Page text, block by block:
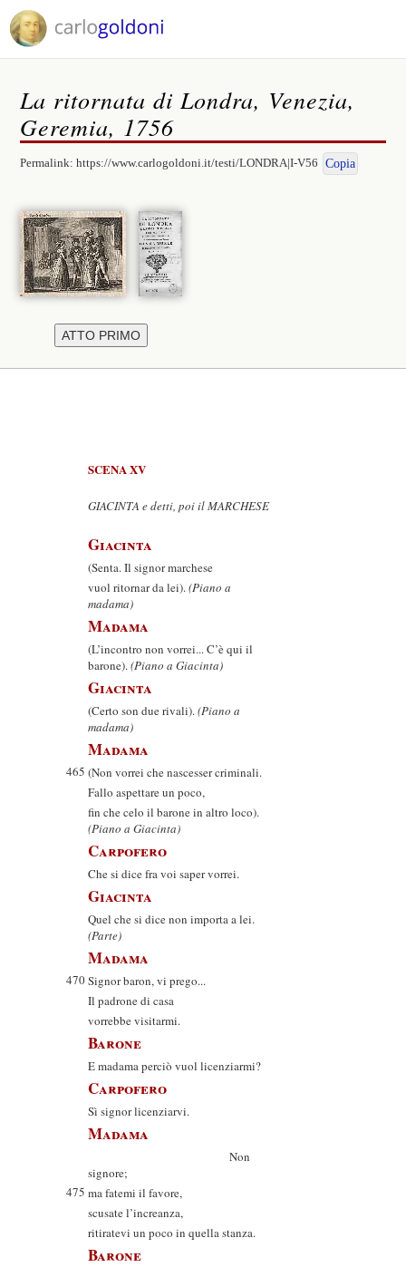
La ritornata di Londra, Venezia,
Geremia, 1756
Permalink:https://www.carlogoldoni.it/testi/LONDRA|I-V56 Copia
SCENA XV
GIACINTA e detti, poi il MARCHESE
Giacinta
(Senta. Il signor marchese
vuol ritornar da lei).(Piano a
madama)
Madama
(L’incontro non vorrei... C’è qui il
barone).(Piano a Giacinta)
Giacinta
(Certo son due rivali).(Piano a
madama)
Madama
465 (Non vorrei che nascesser criminali.
Fallo aspettare un poco,
fin che celo il barone in altro loco).
(Piano a Giacinta)
Carpofero
Che si dice fra voi saper vorrei.
Giacinta
Quel che si dice non importa a lei.
(Parte)
Madama
470Signor baron, vi prego...
Il padrone di casa
vorrebbe visitarmi.
Barone
E madama perciò vuol licenziarmi?
Carpofero
Sì signor licenziarvi.
Madama
Non
signore;
475 ma fatemi il favore,
scusate l’increanza,
ritiratevi un poco in quella stanza.
Barone